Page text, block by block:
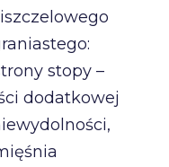
stopy –
dodatkowej